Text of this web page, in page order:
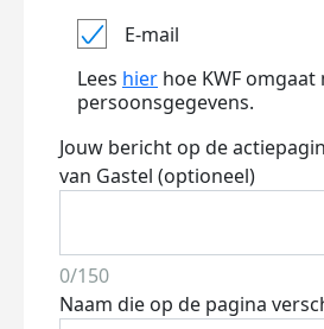
E-mail
Lees hier hoe KWF omgaat
persoonsgegevens.
Jouw bericht op de
van Gastel (optioneel)
0/150
Naam die op de pagina